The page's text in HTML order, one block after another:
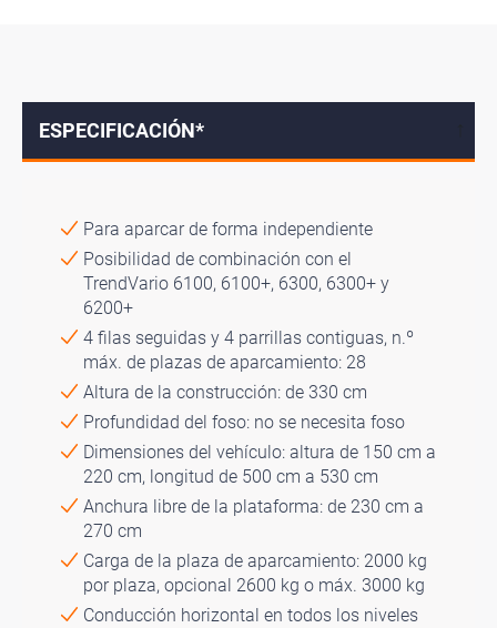
ESPECIFICACIÓN*
Para aparcar de forma independiente
Posibilidad de combinación con el
TrendVario 6100, 6100+, 6300, 6300+ y
6200+
4 filas seguidas y 4 parrillas contiguas, n.º
máx. de plazas de aparcamiento: 28
Altura de la construcción: de 330 cm
Profundidad del foso: no se necesita foso
Dimensiones del vehículo: altura de 150 cm a
220 cm, longitud de 500 cm a 530 cm
Anchura libre de la plataforma: de 230 cm a
270 cm
Carga de la plaza de aparcamiento: 2000 kg
por plaza, opcional 2600 kg o máx. 3000 kg
Conducción horizontal en todos los niveles